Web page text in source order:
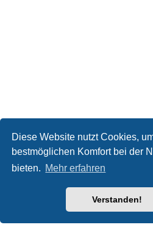
Diese Website nutzt Cookies,
bestmöglichen Komfort bei der
bieten. Mehr erfahren
Verstanden!